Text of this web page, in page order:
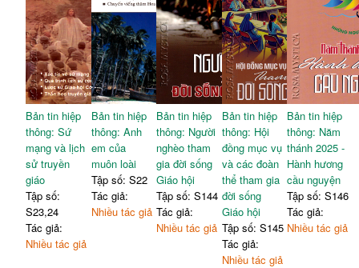
Bản tin hiệp
thông: Sứ
mạng và lịch
sử truyền
giáo
Tập số:
S23,24
Tác giả:
Nhiều tác giả
Bản tin hiệp
thông: Anh
em của
muôn loài
Tập số: S22
Tác giả:
Nhiều tác giả
Bản tin hiệp
thông: Người
nghèo tham
gia đời sống
Giáo hội
Tập số: S144
Tác giả:
Nhiều tác giả
Bản tin hiệp
thông: Hội
đồng mục vụ
và các đoàn
thể tham gia
đời sống
Giáo hội
Tập số: S145
Tác giả:
Nhiều tác giả
Bản tin hiệp
thông: Năm
thánh 2025 -
Hành hương
cầu nguyện
Tập số: S146
Tác giả:
Nhiều tác giả